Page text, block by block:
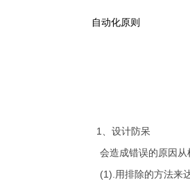
自动化原则
1
、设计防呆
会造成错误的原因从根
(1). 用排除的方法来达